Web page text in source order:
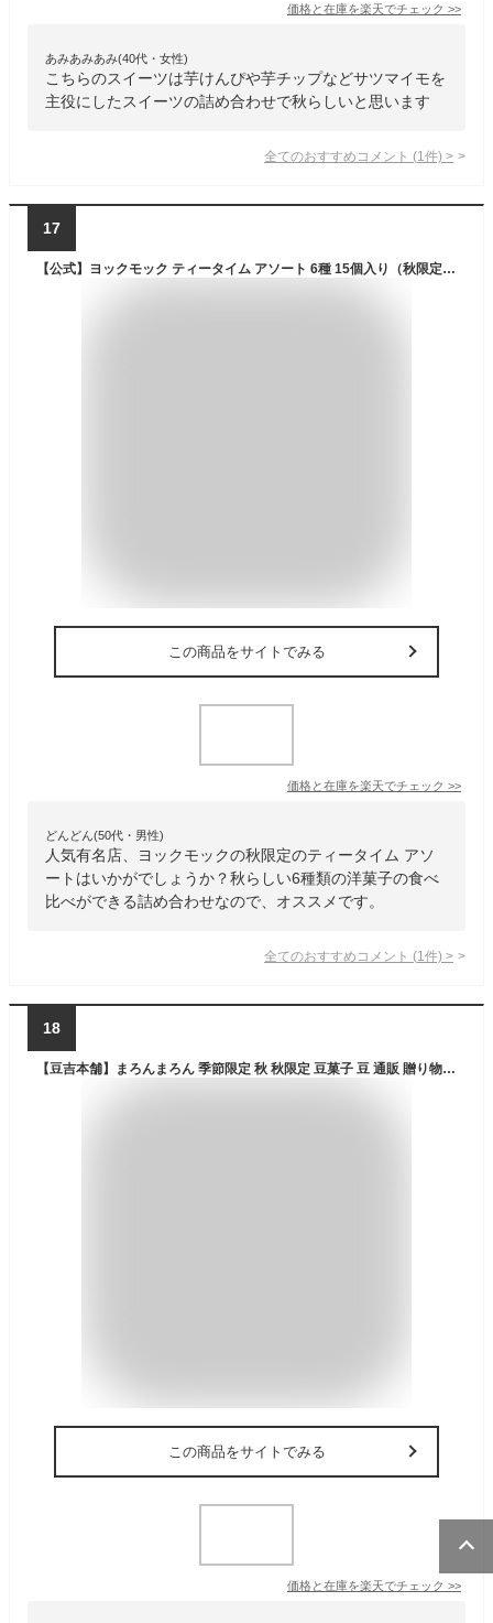
価格と在庫を楽天でチェック >>
あみあみあみ(40代・女性)
こちらのスイーツは芋けんぴや芋チップなどサツマイモを
主役にしたスイーツの詰め合わせで秋らしいと思います
全てのおすすめコメント (1 件) >
17
【公式】ヨックモック ティータイム アソート 6種 15個入り（秋限定） ハロウィン 秋 お彼岸 お歳暮 御歳暮 プレゼント お取り寄せ ギフト プチギフト クッキー 洋菓子 お菓子 焼き菓子 スイーツ 詰め合わせ 手土産 食べ物 個包装 お礼 お祝い
この商品をサイトでみる
価格と在庫を楽天でチェック >>
どんどん(50代・男性)
人気有名店、ヨックモックの秋限定のティータイム アソ
ートはいかがでしょうか？秋らしい6種類の洋菓子の食べ
比べができる詰め合わせなので、オススメです。
全てのおすすめコメント (1 件) >
18
【豆吉本舗】まろんまろん 季節限定 秋 秋限定 豆菓子 豆 通販 贈り物 記念日 誕生日 出産祝い 秋 栗 秋の味覚
この商品をサイトでみる
価格と在庫を楽天でチェック >>